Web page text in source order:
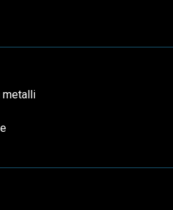
metalli